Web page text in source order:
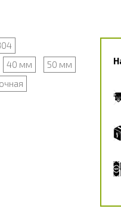
40 мм
50 мм